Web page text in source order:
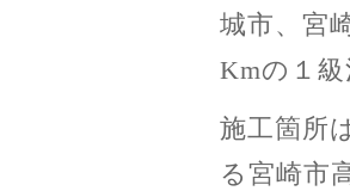
城市、宮
Kmの１
施工箇所
る宮崎市